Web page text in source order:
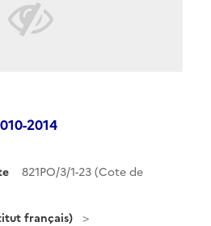
2014
821PO/3/1-23 (Cote de
français)